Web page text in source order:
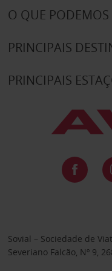
O QUE PODEMOS
PRINCIPAIS
PRINCIPAIS
Sovial – Sociedade de
Severiano Falcão, Nº 9,